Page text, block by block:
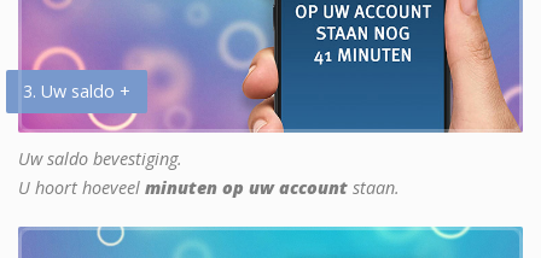
3. Uw saldo +
Uw saldo bevestiging.
U hoort hoeveel minuten op uw account staan.